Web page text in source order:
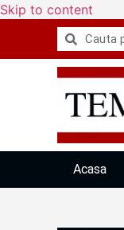
Skip to content
Acasa